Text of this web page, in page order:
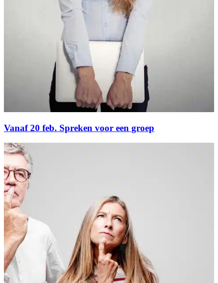
Vanaf 20 feb. Spreken voor een groep